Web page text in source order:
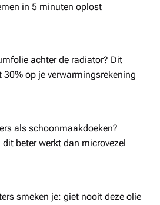
in 5 minuten oplost
achter de radiator? Dit
30% op je verwarmingsrekening
als schoonmaakdoeken?
beter werkt dan microvezel
smeken je: giet nooit deze olie